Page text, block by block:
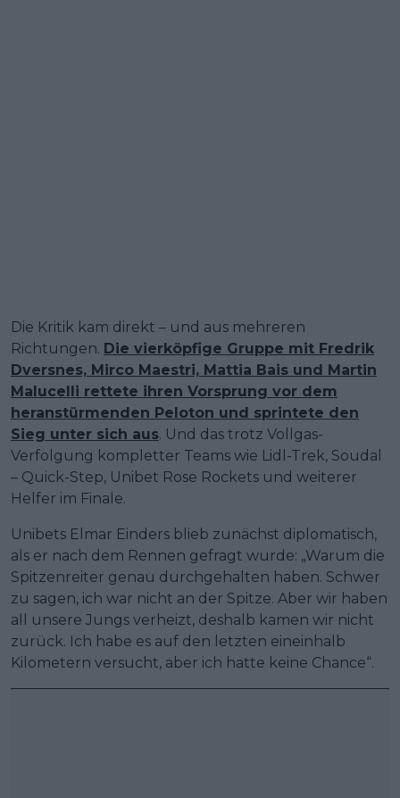
Die Kritik kam direkt – und aus mehreren
Richtungen. Die vierköpfige Gruppe mit Fredrik
Dversnes, Mirco Maestri, Mattia Bais und Martin
Malucelli rettete ihren Vorsprung vor dem
heranstürmenden Peloton und sprintete den
Sieg unter sich aus. Und das trotz Vollgas-
Verfolgung kompletter Teams wie Lidl-Trek, Soudal
– Quick-Step, Unibet Rose Rockets und weiterer
Helfer im Finale.
Unibets Elmar Einders blieb zunächst diplomatisch,
als er nach dem Rennen gefragt wurde: „Warum die
Spitzenreiter genau durchgehalten haben. Schwer
zu sagen, ich war nicht an der Spitze. Aber wir haben
all unsere Jungs verheizt, deshalb kamen wir nicht
zurück. Ich habe es auf den letzten eineinhalb
Kilometern versucht, aber ich hatte keine Chance“.